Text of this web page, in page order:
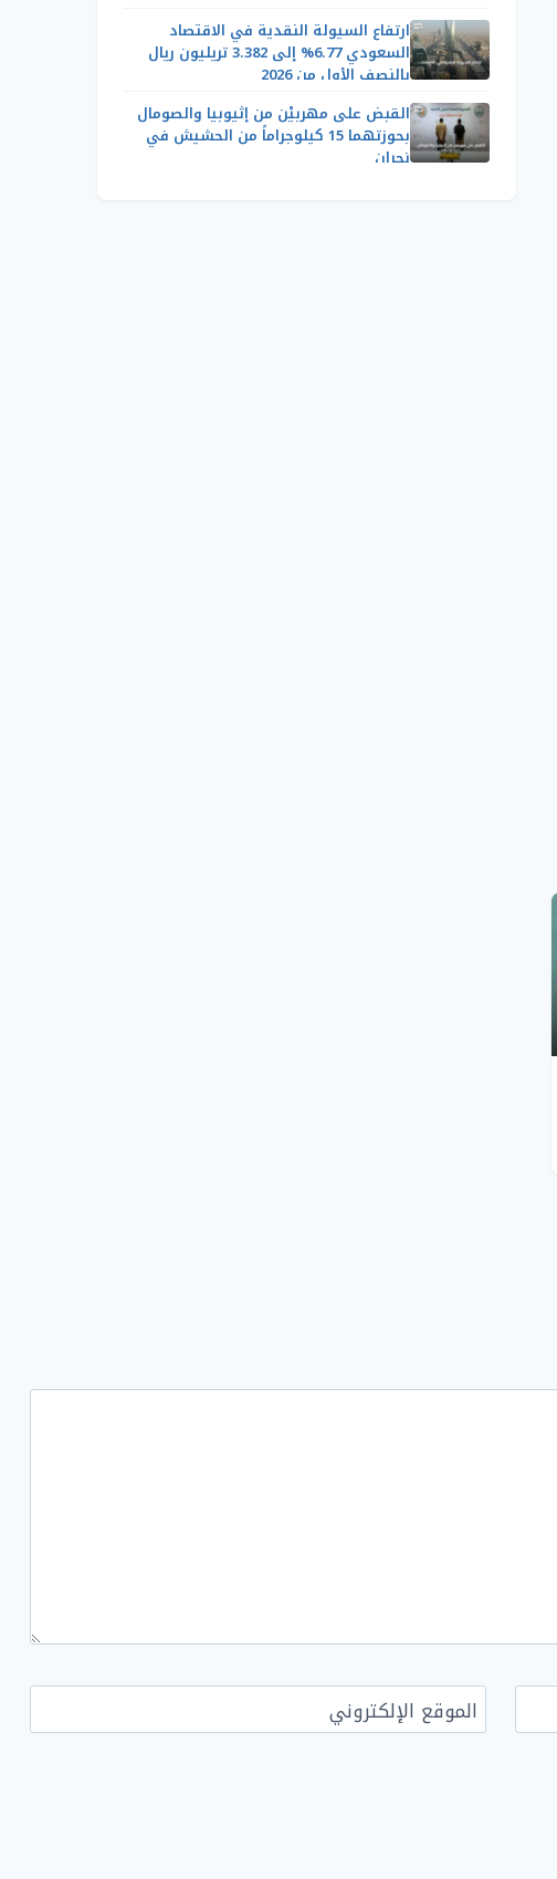
ارتفاع السيولة النقدية في الاقتصاد
السعودي 6.77% إلى 3.382 تريليون ريال
بالنصف الأول من 2026
القبض على مهربيْن من إثيوبيا والصومال
بحوزتهما 15 كيلوجراماً من الحشيش في
نجران
الموقع الإلكتروني